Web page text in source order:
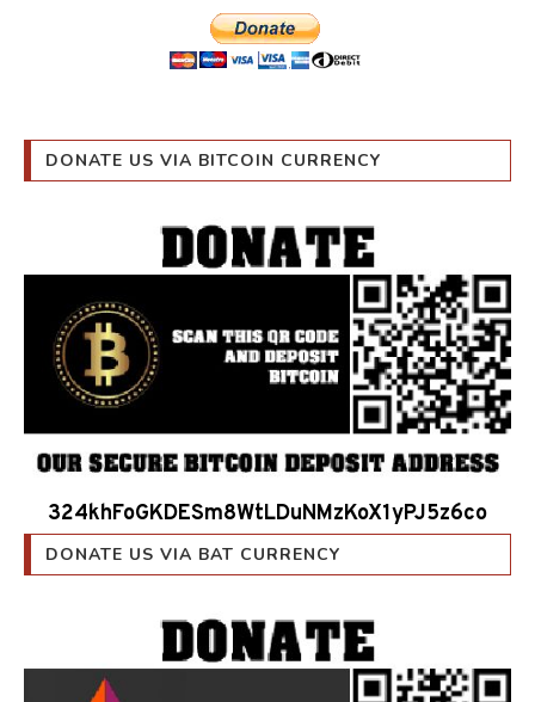
DONATE US VIA BITCOIN CURRENCY
324khFoGKDESm8WtLDuNMzKoX1yPJ5z6co
DONATE US VIA BAT CURRENCY